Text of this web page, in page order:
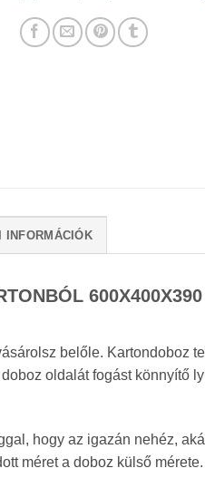
INFORMÁCIÓK
belőle. Kartondoboz
oldalát fogást könnyítő
hogy az igazán nehéz,
méret a doboz külső mérete.